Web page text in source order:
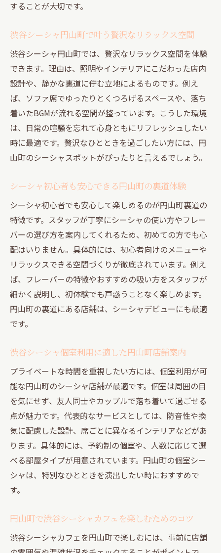
することが大切です。
渋谷シーシャ円山町で叶う贅沢なリラックス空間
渋谷シーシャ円山町では、贅沢なリラックス空間を体験
できます。理由は、照明やインテリアにこだわった店内
設計や、静かな裏道に佇む立地によるものです。例え
ば、ソファ席でゆったりとくつろげるスペースや、落ち
着いたBGMが流れる空間が整っています。こうした環境
は、日常の喧騒を忘れて心身ともにリフレッシュしたい
時に最適です。贅沢なひとときを過ごしたい方には、円
山町のシーシャスポットがぴったりと言えるでしょう。
シーシャ初心者も安心できる円山町の裏道体験
シーシャ初心者でも安心して楽しめるのが円山町裏道の
特徴です。スタッフが丁寧にシーシャの使い方やフレー
バーの選び方を案内してくれるため、初めての方でも心
配はいりません。具体的には、初心者向けのメニューや
リラックスできる空間づくりが徹底されています。例え
ば、フレーバーの特徴やおすすめの吸い方をスタッフが
細かく説明し、初体験でも戸惑うことなく楽しめます。
円山町の裏道にある店舗は、シーシャデビューにも最適
です。
渋谷シーシャ個室利用に適した円山町店舗案内
プライベートな時間を重視したい方には、個室利用が可
能な円山町のシーシャ店舗が最適です。個室は周囲の目
を気にせず、友人同士やカップルで落ち着いて過ごせる
点が魅力です。代表的なサービスとしては、防音性や換
気に配慮した設計、席ごとに異なるインテリアなどがあ
ります。具体的には、予約制の個室や、人数に応じて選
べる部屋タイプが用意されています。円山町の個室シー
シャは、特別なひとときを演出したい時におすすめで
す。
円山町で渋谷シーシャカフェを楽しむためのコツ
渋谷シーシャカフェを円山町で楽しむには、事前に店舗